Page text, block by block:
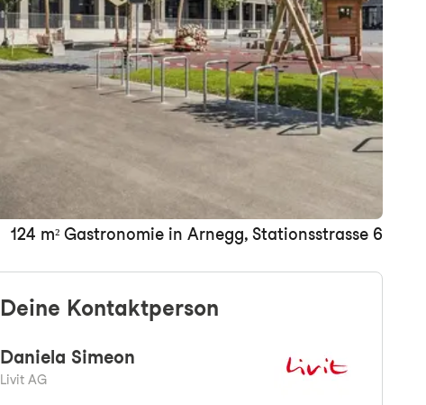
+ein Bild
124 m² Gastronomie in Arnegg, Stationsstrasse 6
Deine Kontaktperson
Daniela Simeon
Livit AG